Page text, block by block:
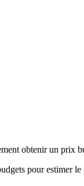
obtenir un prix
pour